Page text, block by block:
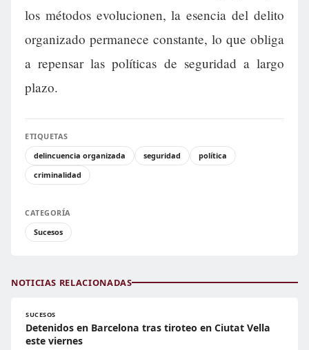
los métodos evolucionen, la esencia del delito
organizado permanece constante, lo que obliga
a repensar las políticas de seguridad a largo
plazo.
ETIQUETAS
delincuencia organizada
seguridad
política
criminalidad
CATEGORÍA
Sucesos
NOTICIAS RELACIONADAS
SUCESOS
Detenidos en Barcelona tras tiroteo en Ciutat Vella
este viernes